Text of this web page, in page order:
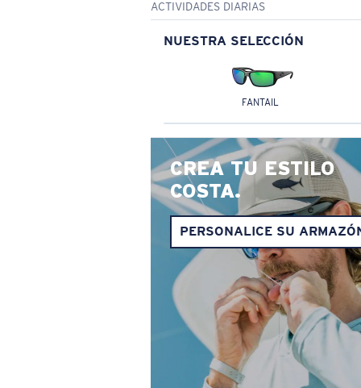
ACTIVIDADES DIARIAS
NUESTRA SELECCIÓN
FANTAIL
CREA TU ESTILO
COSTA.
PERSONALICE SU